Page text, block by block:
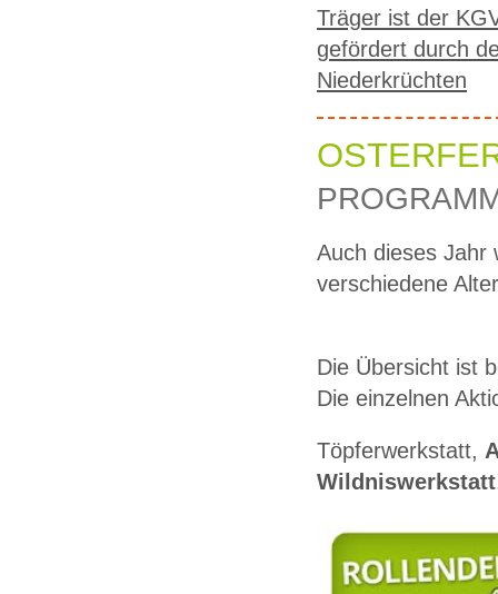
Träger ist der
gefördert durch
Niederkrüchten
Auch dieses Jahr
verschiedene
Die Übersicht ist
Die einzelnen
Töpferwerkstatt,
Wildniswerkstatt